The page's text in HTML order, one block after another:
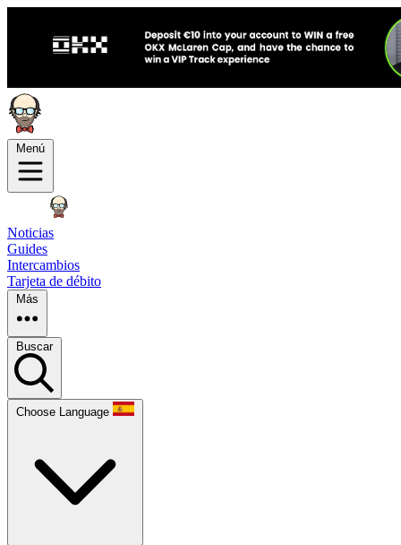
Menú
Noticias
Guides
Intercambios
Tarjeta de débito
Más
Buscar
Choose Language